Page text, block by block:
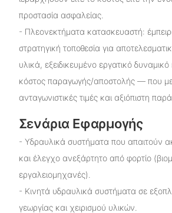
προστασία ασφαλείας.
- Πλεονεκτήματα κατασκευαστή:
στρατηγική τοποθεσία για
υλικά, εξειδικευμένο εργατικό
κόστος παραγωγής/αποστολής — που
ανταγωνιστικές τιμές και αξιόπιστη
Σενάρια Εφαρμογής
- Υδραυλικά συστήματα που απαιτούν
και έλεγχο ανεξάρτητο από φορτίο
εργαλειομηχανές).
- Κινητά υδραυλικά συστήματα σε
γεωργίας και χειρισμού υλικών.